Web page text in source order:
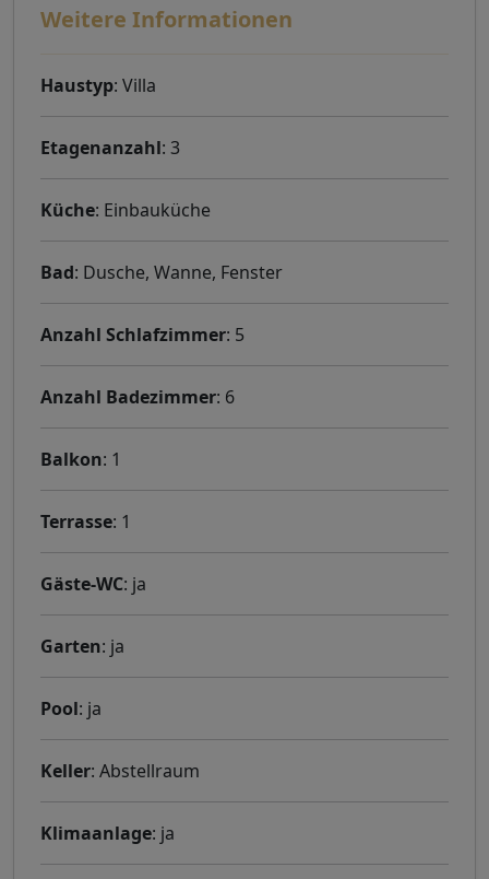
Weitere Informationen
Haustyp: Villa
Etagenanzahl: 3
Küche: Einbauküche
Bad: Dusche, Wanne, Fenster
Anzahl Schlafzimmer: 5
Anzahl Badezimmer: 6
Balkon: 1
Terrasse: 1
Gäste-WC: ja
Garten: ja
Pool: ja
Keller: Abstellraum
Klimaanlage: ja